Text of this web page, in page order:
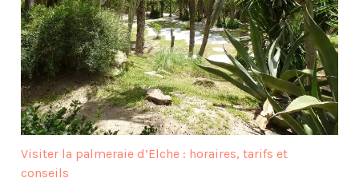
Visiter la palmeraie d’Elche : horaires, tarifs et
conseils